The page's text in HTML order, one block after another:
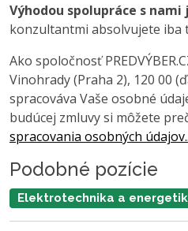
Výhodou spolupráce s nami
konzultantmi absolvujete iba
Ako spoločnosť
Vinohrady (Praha 2), 120 00
spracováva Vaše osobné
budúcej zmluvy si môžete
spracovania osobných údajov..
Podobné pozície
Elektrotechnika a